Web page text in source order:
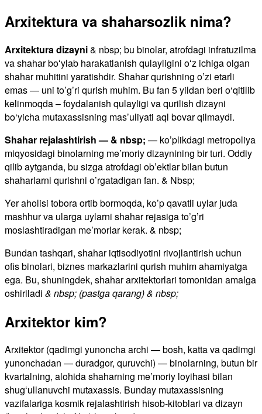
Arxitektura va shaharsozlik nima?
Arxitektura dizayni& nbsp; bu binolar, atrofdagi infratuzilma
va shahar boʻylab harakatlanish qulayligini oʻz ichiga olgan
shahar muhitini yaratishdir. Shahar qurishning o’zi etarli
emas — uni to’g’ri qurish muhim. Bu fan 5 yildan beri o‘qitilib
kelinmoqda – foydalanish qulayligi va qurilish dizayni
bo‘yicha mutaxassisning mas’uliyati aql bovar qilmaydi.
Shahar rejalashtirish — & nbsp; — ko’plikdagi metropoliya
miqyosidagi binolarning me’moriy dizaynining bir turi. Oddiy
qilib aytganda, bu sizga atrofdagi ob’ektlar bilan butun
shaharlarni qurishni o’rgatadigan fan. & Nbsp;
Yer aholisi tobora ortib bormoqda, ko’p qavatli uylar juda
mashhur va ularga uylarni shahar rejasiga to’g’ri
moslashtiradigan me’morlar kerak. & nbsp;
Bundan tashqari, shahar iqtisodiyotini rivojlantirish uchun
ofis binolari, biznes markazlarini qurish muhim ahamiyatga
ega. Bu, shuningdek, shahar arxitektorlari tomonidan amalga
oshiriladi & nbsp; (pastga qarang) & nbsp;
Arxitektor kim?
Arxitektor (qadimgi yunoncha archi — bosh, katta va qadimgi
yunonchadan — duradgor, quruvchi) — binolarning, butun bir
kvartalning, alohida shaharning meʼmoriy loyihasi bilan
shugʻullanuvchi mutaxassis. Bunday mutaxassisning
vazifalariga kosmik rejalashtirish hisob-kitoblari va dizayn